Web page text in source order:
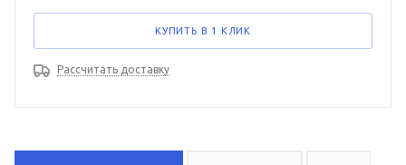
КУПИТЬ В 1 КЛИК
Рассчитать доставку